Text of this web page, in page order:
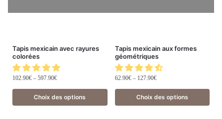
Tapis mexicain avec rayures
colorées
102.90€ – 597.90€
Choix des options
Tapis mexicain aux formes
géométriques
62.90€– 127.90€
Choix des options